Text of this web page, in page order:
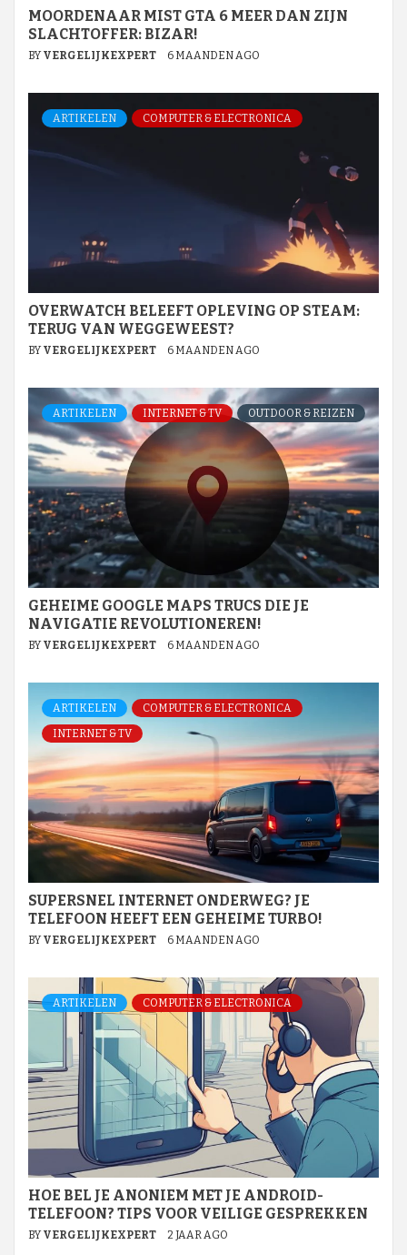
MOORDENAAR MIST GTA 6 MEER DAN ZIJN
SLACHTOFFER: BIZAR!
BY VERGELIJKEXPERT 6 MAANDEN AGO
ARTIKELEN COMPUTER & ELECTRONICA
OVERWATCH BELEEFT OPLEVING OP STEAM:
TERUG VAN WEGGEWEEST?
BY VERGELIJKEXPERT 6 MAANDEN AGO
ARTIKELEN INTERNET & TV OUTDOOR & REIZEN
GEHEIME GOOGLE MAPS TRUCS DIE JE
NAVIGATIE REVOLUTIONEREN!
BY VERGELIJKEXPERT 6 MAANDEN AGO
ARTIKELEN
COMPUTER & ELECTRONICA
INTERNET & TV
SUPERSNEL INTERNET ONDERWEG? JE
TELEFOON HEEFT EEN GEHEIME TURBO!
BY VERGELIJKEXPERT 6 MAANDEN AGO
ARTIKELEN COMPUTER & ELECTRONICA
HOE BEL JE ANONIEM MET JE ANDROID-
TELEFOON? TIPS VOOR VEILIGE GESPREKKEN
BY VERGELIJKEXPERT 2 JAAR AGO